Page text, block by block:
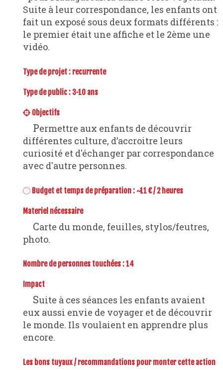
Suite à leur correspondance, les enfants ont
fait un exposé sous deux formats différents :
le premier était une affiche et le 2ème une
vidéo.
Type de projet : recurrente
Type de public : 3-10 ans
Objectifs
Permettre aux enfants de découvrir
différentes culture, d’accroitre leurs
curiosité et d'échanger par correspondance
avec d'autre personnes.
Budget et temps de préparation : ~11 € / 2 heures
Materiel nécessaire
Carte du monde, feuilles, stylos/feutres,
photo.
Nombre de personnes touchées : 14
Impact
Suite à ces séances les enfants avaient
eux aussi envie de voyager et de découvrir
le monde. Ils voulaient en apprendre plus
encore.
Les bons tuyaux / recommandations pour monter cette action